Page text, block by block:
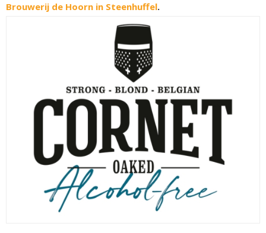
Brouwerij de Hoorn in Steenhuffel.